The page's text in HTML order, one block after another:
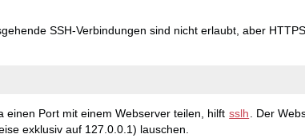
SSH-Verbindungen sind nicht erlaubt, aber
einen Port mit einem Webserver teilen, hilft sslh. Der
exklusiv auf 127.0.0.1) lauschen.